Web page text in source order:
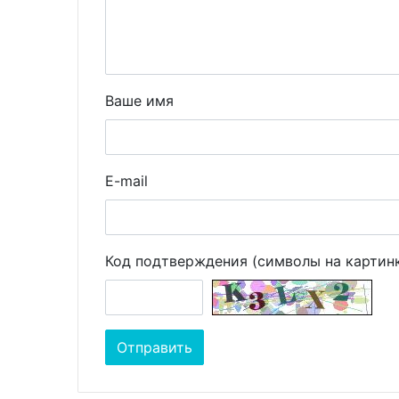
Ваше имя
E-mail
Код подтверждения (символы на